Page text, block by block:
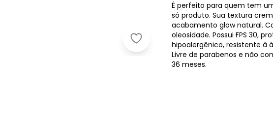
Boca Rosa - Stick Pele Cor 05 12g
É perfeito para quem tem
só produto. Sua textura
acabamento glow natural.
oleosidade. Possui FPS 30,
hipoalergênico, resistente à
Livre de parabenos e não
36 meses.